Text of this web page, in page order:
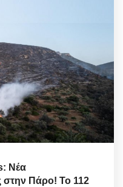
Νέα
Πάρο! Το 112